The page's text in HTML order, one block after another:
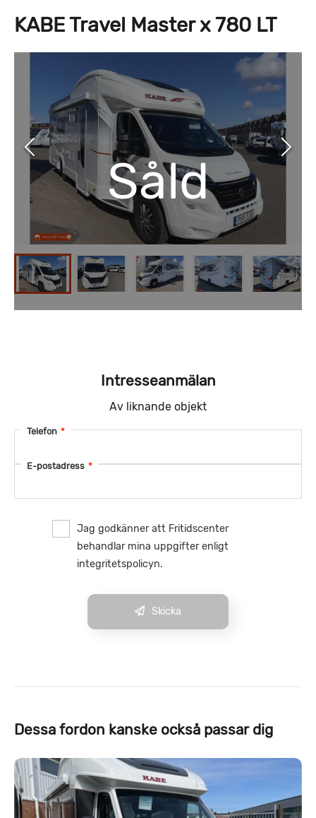
KABE Travel Master x 780 LT
Såld
Intresseanmälan
Av liknande objekt
Telefon *
E-postadress *
Jag godkänner att Fritidscenter
behandlar mina uppgifter enligt
integritetspolicyn.
Skicka
Dessa fordon kanske också passar dig